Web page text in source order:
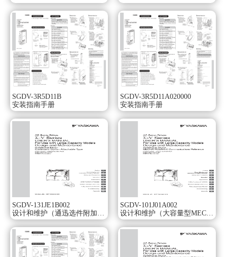
选购件：无制动油封。
提高机械性能。
为了实现更高的生产效率，SGDMAH型以佳的控制发掘机械
的，
与原有机型相比，CPU运算时间为其1/2，通过扩充新控制算
法，
定位时间缩短到原有产品的1/3，实现了出类拔萃的响应性。
缩短了参数设定和维护时间。
为了在短时间内建立高度系统，追求了使用的简便性。
灵活使用在线自动调整功能，
自动进行与机械特性相吻合的伺服系统的调整。
进而利用主回路/控制回路电源分离及报警跟踪记忆功能等，
可简便的进行维护。伺服电机SGMGH型。
额定转速：1000r/min。
电源电压：三相AC200V。
串列：无负载时亦需高速运转的场合SGMJV系列用户手册。
主回路与控制回路的电源完全分离，
报警时可只关断主回路电源，容易维护。
参数设定器内置。
节省配线。
采用了串行编码器，编码器配线数比原产品减少了1/2。
SGDV-3R5D11B
安装指南手册
SGDV-3R5D11A020000
安装指南手册
SGDV-131JE1B002
设计和维护（通迅选件附加型）
SGDV-101J01A002
设计和维护（大容量型MECHATROLINK-II通讯参考）